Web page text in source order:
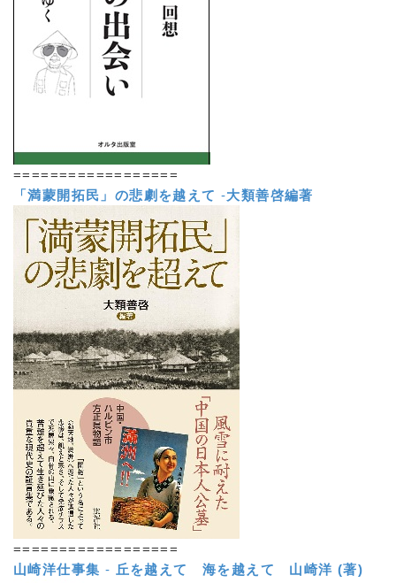
==================
「満蒙開拓民」の悲劇を越えて -大類善啓編著
==================
山崎洋仕事集 - 丘を越えて 海を越えて 山崎洋 (著)